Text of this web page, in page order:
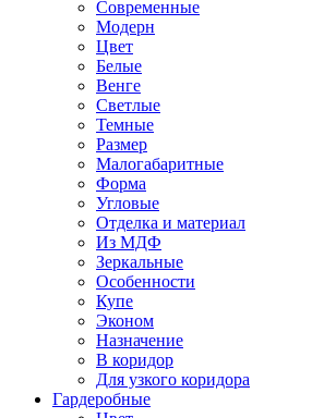
Современные
Модерн
Цвет
Белые
Венге
Светлые
Темные
Размер
Малогабаритные
Форма
Угловые
Отделка и материал
Из МДФ
Зеркальные
Особенности
Купе
Эконом
Назначение
В коридор
Для узкого коридора
Гардеробные